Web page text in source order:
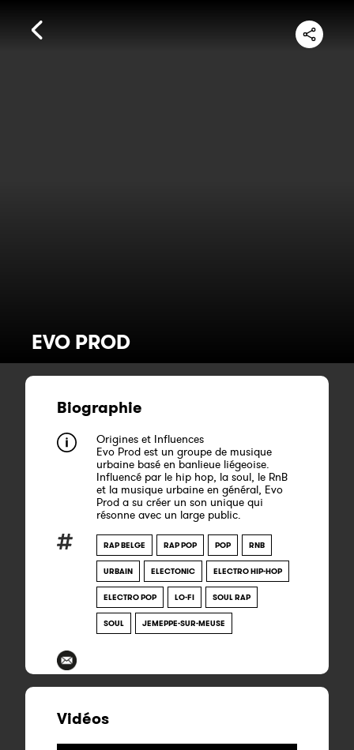
EVO PROD
Biographie
Origines et Influences
Evo Prod est un groupe de musique
urbaine basé en banlieue liégeoise.
Influencé par le hip hop, la soul, le RnB
et la musique urbaine en général, Evo
Prod a su créer un son unique qui
résonne avec un large public.
RAP BELGE RAP POP POP RNB
URBAIN ELECTONIC ELECTRO HIP-HOP
ELECTRO POP LO-FI SOUL RAP
SOUL JEMEPPE-SUR-MEUSE
Vidéos